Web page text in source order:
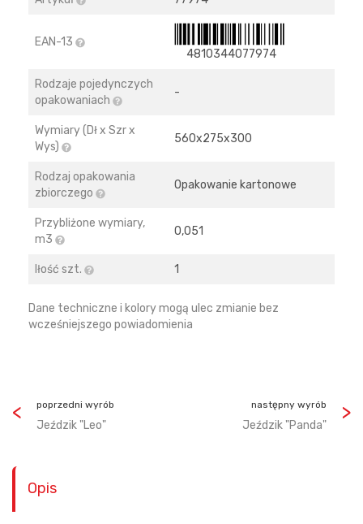
EAN-13
4810344077974
Rodzaje pojedynczych
opakowaniach
-
Wymiary (Dł x Szr x
Wys)
560х275х300
Rodzaj opakowania
zbiorczego
Opakowanie kartonowe
Przybliżone wymiary,
m3
0,051
Iłość szt. 1
Dane techniczne i kolory mogą ulec zmianie bez
wcześniejszego powiadomienia
poprzedni wyrób
Jeździk "Leo"
następny wyrób
Jeździk "Panda"
Opis